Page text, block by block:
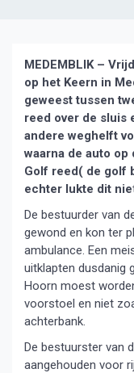
MEDEMBLIK –
op het Keern in
geweest tussen
reed over de sluis
andere weghelft
waarna de auto
Golf reed( de golf
echter lukte dit nie
De bestuurder van
gewond en kon ter
ambulance. Een
uitklapten dusdanig
Hoorn moest
voorstoel en niet
achterbank.
De bestuurster van
aangehouden voor